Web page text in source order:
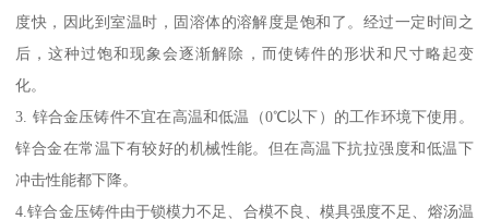
度快，因此到室温时，固溶体的溶解度是饱和了。经过一定时间之
后，这种过饱和现象会逐渐解除，而使铸件的形状和尺寸略起变
化。
3. 锌合金压铸件不宜在高温和低温（0℃以下）的工作环境下使用。
锌合金在常温下有较好的机械性能。但在高温下抗拉强度和低温下
冲击性能都下降。
4.锌合金压铸件由于锁模力不足、合模不良、模具强度不足、熔汤温